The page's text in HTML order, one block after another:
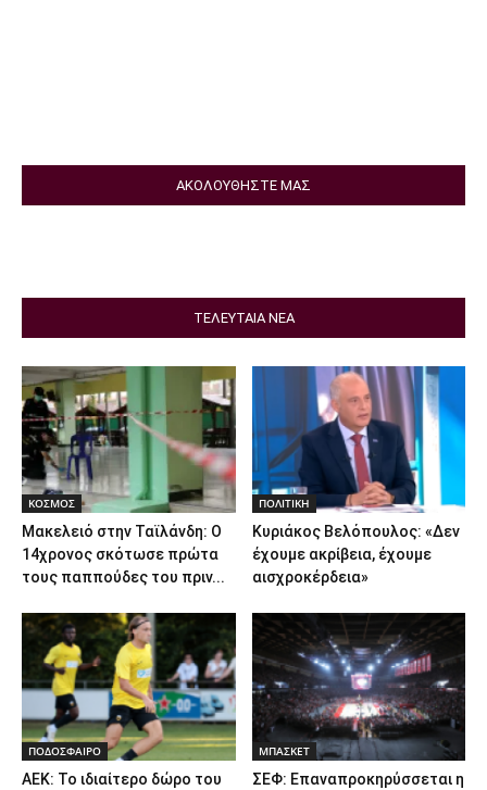
ΑΚΟΛΟΥΘΗΣΤΕ ΜΑΣ
ΤΕΛΕΥΤΑΙΑ ΝΕΑ
ΚΟΣΜΟΣ
Μακελειό στην Ταϊλάνδη: Ο
14χρονος σκότωσε πρώτα
τους παππούδες του πριν...
ΠΟΛΙΤΙΚΗ
Κυριάκος Βελόπουλος: «Δεν
έχουμε ακρίβεια, έχουμε
αισχροκέρδεια»
ΠΟΔΟΣΦΑΙΡΟ
ΑΕΚ: Το ιδιαίτερο δώρο του
ΜΠΑΣΚΕΤ
ΣΕΦ: Επαναπροκηρύσσεται η